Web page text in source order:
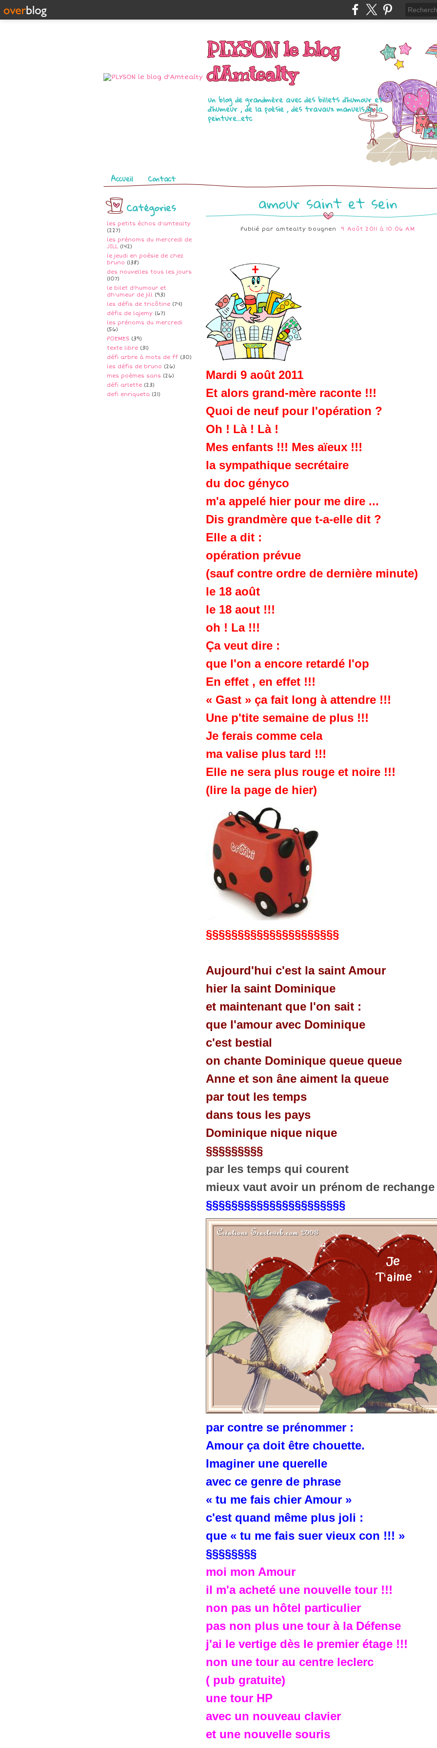
PLYSON le blog
d'Amtealty
un blog de grandmère avec des billets d'humour et
d'humeur , de la poésie , des travaux manuels,de la
peinture...etc
Pages
Accueil Contact
Catégories
les petits échos d'amtealty
(227)
les prénoms du mercredi de
JILL (142)
le jeudi en poésie de chez
bruno (138)
des nouvelles tous les jours
(107)
le bilet d'humour et
dh'umeur de jill (93)
les défis de tricôtine (74)
défis de lajemy (67)
les prénoms du mercredi
(56)
POEMES (39)
texte libre (31)
défi arbre à mots de ff (30)
les défis de bruno (26)
mes poèmes sans (26)
défi arlette (23)
defi enriqueta (21)
amour saint et sein
Publié par amtealty bougnen 9 Août 2011 à 10:06 AM
Mardi 9 août 2011
Et alors grand-mère raconte !!!
Quoi de neuf pour l'opération ?
Oh ! Là ! Là !
Mes enfants !!! Mes aïeux !!!
la sympathique secrétaire
du doc gényco
m'a appelé hier pour me dire ...
Dis grandmère que t-a-elle dit ?
Elle a dit :
opération prévue
(sauf contre ordre de dernière minute)
le 18 août
le 18 aout !!!
oh ! La !!!
Ça veut dire :
que l'on a encore retardé l'op
En effet , en effet !!!
« Gast » ça fait long à attendre !!!
Une p'tite semaine de plus !!!
Je ferais comme cela
ma valise plus tard !!!
Elle ne sera plus rouge et noire !!!
(lire la page de hier)
§§§§§§§§§§§§§§§§§§§§§
Aujourd'hui c'est la saint Amour
hier la saint Dominique
et maintenant que l'on sait :
que l'amour avec Dominique
c'est bestial
on chante Dominique queue queue
Anne et son âne aiment la queue
par tout les temps
dans tous les pays
Dominique nique nique
§§§§§§§§§
par les temps qui courent
mieux vaut avoir un prénom de
§§§§§§§§§§§§§§§§§§§§§§
par contre se prénommer :
Amour ça doit être chouette.
Imaginer une querelle
avec ce genre de phrase
« tu me fais chier Amour »
c'est quand même plus joli :
que « tu me fais suer vieux con !!! »
§§§§§§§§
moi mon Amour
il m'a acheté une nouvelle tour !!!
non pas un hôtel particulier
pas non plus une tour à la Défense
j'ai le vertige dès le premier étage !!!
non une tour au centre leclerc
( pub gratuite)
une tour HP
avec un nouveau clavier
et une nouvelle souris